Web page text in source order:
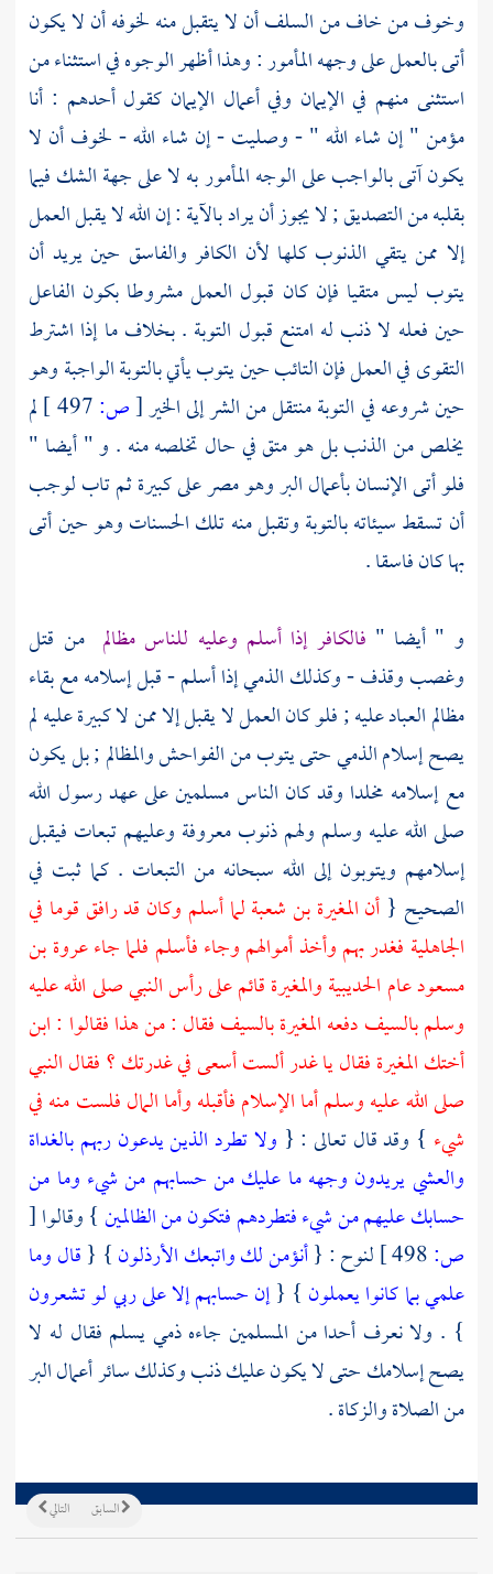
وخوف من خاف منالسلفأن لا يتقبل منه لخوفه أن لا يكون
أتى بالعمل على وجهه المأمور : وهذا أظهر الوجوه في استثناء من
استثنى منهم في الإيمان وفي أعمال الإيمان كقول أحدهم : أنا
مؤمن " إن شاء الله " - وصليت - إن شاء الله - لخوف أن لا
يكون آتى بالواجب على الوجه المأمور به لا على جهة الشك فيما
بقلبه من التصديق ; لا يجوز أن يراد بالآية : إن الله لا يقبل العمل
إلا ممن يتقي الذنوب كلها لأن الكافر والفاسق حين يريد أن
يتوب ليس متقيا فإن كان قبول العمل مشروطا بكون الفاعل
حين فعله لا ذنب له امتنع قبول التوبة . بخلاف ما إذا اشترط
التقوى في العمل فإن التائب حين يتوب يأتي بالتوبة الواجبة وهو
حين شروعه في التوبة منتقل من الشر إلى الخير[ص:
لم
يخلص من الذنب بل هو متق في حال تخلصه منه . و " أيضا "
فلو أتى الإنسان بأعمال البر وهو مصر على كبيرة ثم تاب لوجب
أن تسقط سيئاته بالتوبة وتقبل منه تلك الحسنات وهو حين أتى
بها كان فاسقا .
و " أيضا " فالكافر إذا أسلم وعليه للناس مظالم من قتل
وغصب وقذف - وكذلك الذمي إذا أسلم - قبل إسلامه مع بقاء
مظالم العباد عليه ; فلو كان العمل لا يقبل إلا ممن لا كبيرة عليه لم
يصح إسلام الذمي حتى يتوب من الفواحش والمظالم ; بل يكون
مع إسلامه مخلدا وقد كان الناس مسلمين على عهد رسول الله
صلى الله عليه وسلم ولهم ذنوب معروفة وعليهم تبعات فيقبل
إسلامهم ويتوبون إلى الله سبحانه من التبعات . كما ثبت في
الصحيح { أنالمغيرة بن شعبةلما أسلم وكان قد رافق قوما في
الجاهلية فغدر بهم وأخذ أموالهم وجاء فأسلم فلما جاءعروة بن
مسعودعام الحديبيةوالمغيرةقائم على رأس النبي صلى الله عليه
وسلم بالسيف دفعهالمغيرةبالسيف فقال : من هذا فقالوا : ابن
أختكالمغيرةفقال يا غدر ألست أسعى في غدرتك ؟ فقال النبي
صلى الله عليه وسلم أما الإسلام فأقبله وأما المال فلست منه في
شيء } وقد قال تعالى : { ولا تطرد الذين يدعون ربهم بالغداة
والعشي يريدون وجهه ما عليك من حسابهم من شيء وما من
حسابك عليهم من شيء فتطردهم فتكون من الظالمين} وقالوا[
ص:
لنوح: {أنؤمن لك واتبعك الأرذلون} {قال وما
علمي بما كانوا يعملون } {إن حسابهم إلا على ربي لو تشعرون
} . ولا نعرف أحدا من المسلمين جاءه ذمي يسلم فقال له لا
يصح إسلامك حتى لا يكون عليك ذنب وكذلك سائر أعمال البر
من الصلاة والزكاة .
التالي السابق